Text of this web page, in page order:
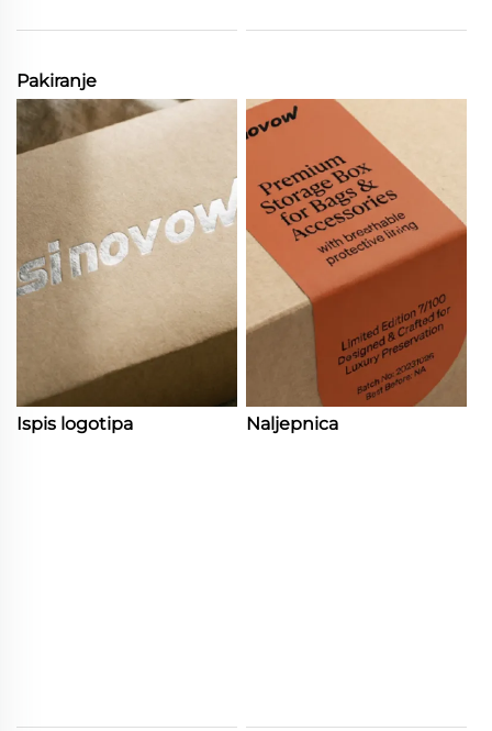
Pakiranje
Ispis logotipa Naljepnica